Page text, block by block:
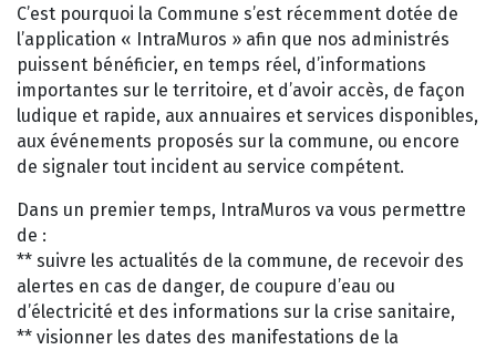
C’est pourquoi la Commune s’est récemment dotée de
l’application « IntraMuros » afin que nos administrés
puissent bénéficier, en temps réel, d’informations
importantes sur le territoire, et d’avoir accès, de façon
ludique et rapide, aux annuaires et services disponibles,
aux événements proposés sur la commune, ou encore
de signaler tout incident au service compétent.
Dans un premier temps, IntraMuros va vous permettre
de :
** suivre les actualités de la commune, de recevoir des
alertes en cas de danger, de coupure d’eau ou
d’électricité et des informations sur la crise sanitaire,
** visionner les dates des manifestations de la